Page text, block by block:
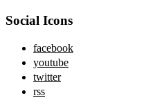
Social Icons
facebook
youtube
twitter
rss